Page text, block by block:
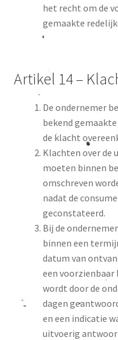
het recht om de
gemaakte
Artikel 14 –
De ondernemer
bekend
de klacht
Klachten over de
moeten binnen
omschreven
nadat de
geconstateerd.
Bij de
binnen een
datum van
een
wordt door de
dagen
en een indicatie
uitvoerig